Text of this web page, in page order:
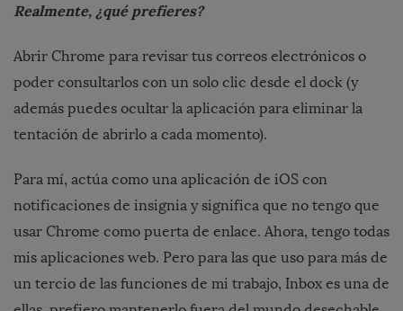
Realmente, ¿qué prefieres?
Abrir Chrome para revisar tus correos electrónicos o
poder consultarlos con un solo clic desde el dock (y
además puedes ocultar la aplicación para eliminar la
tentación de abrirlo a cada momento).
Para mí, actúa como una aplicación de iOS con
notificaciones de insignia y significa que no tengo que
usar Chrome como puerta de enlace. Ahora, tengo todas
mis aplicaciones web. Pero para las que uso para más de
un tercio de las funciones de mi trabajo, Inbox es una de